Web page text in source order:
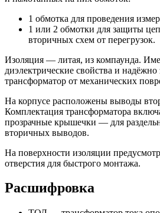
1 обмотка для проведения
1 или 2 обмотки для защиты
вторичных схем от перегрузок.
Изоляция — литая, из компаунда.
диэлектрические свойства и
трансформатор от механических
На корпусе расположены выводы
Комплектация трансформатора
прозрачные крышечки — для
вторичных выводов.
На поверхности изоляции
отверстия для быстрого монтажа.
Расшифровка